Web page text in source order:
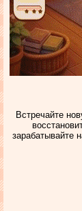
Встречайте
зарабатывайте